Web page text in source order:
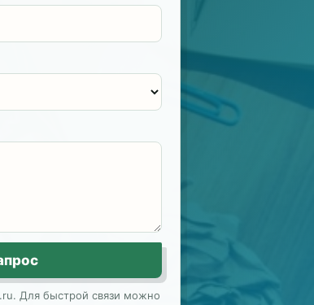
Для быстрой связи можно